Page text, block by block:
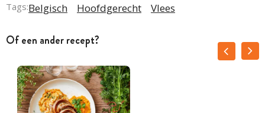
Tags:Belgisch Hoofdgerecht Vlees
Of een ander recept?